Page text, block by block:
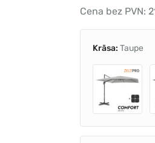
Cena bez PVN:
Krāsa: Taupe